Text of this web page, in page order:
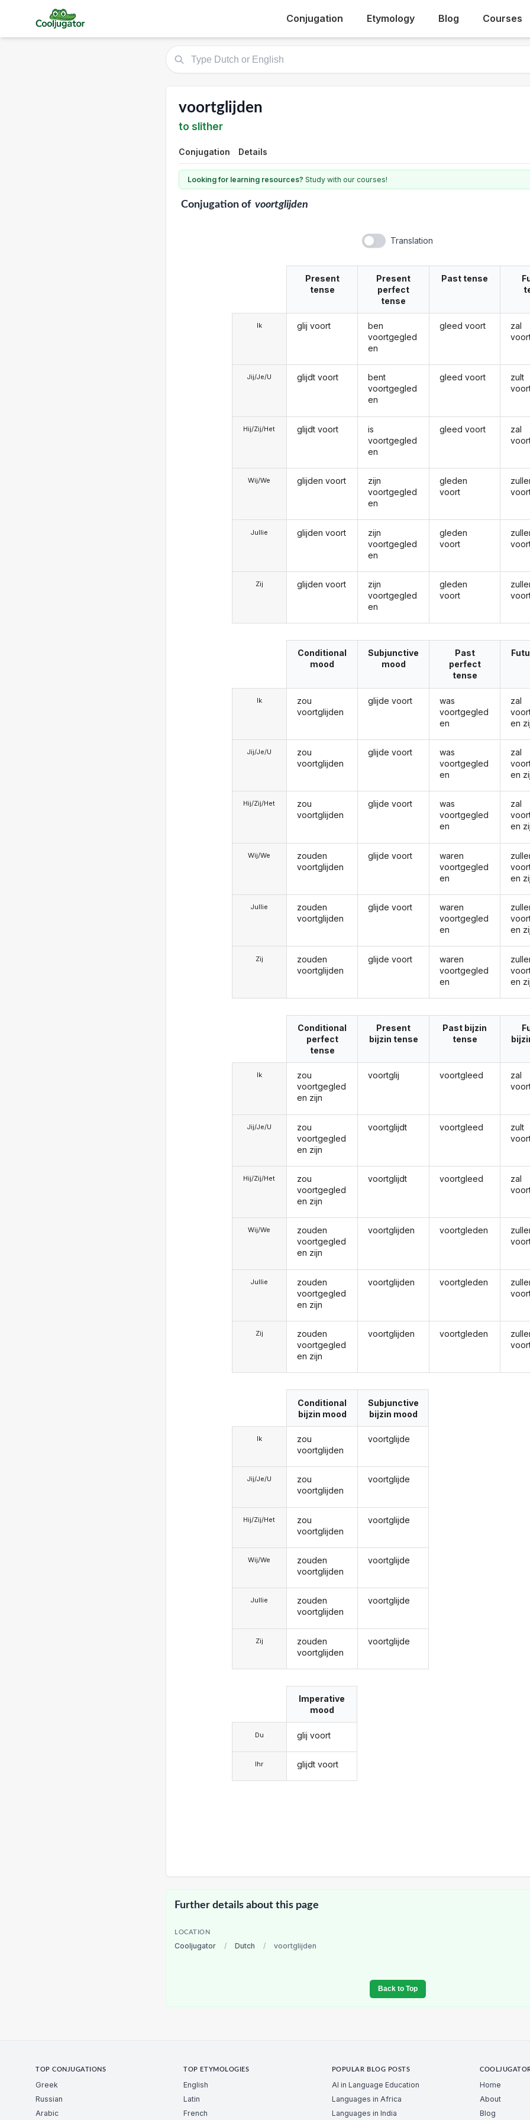
Conjugation Etymology Blog Courses
voortglijden
to slither
Conjugation Details
Looking for learning resources? Study with our courses!
Conjugationof voortglijden
Translation
Ik
Jij/Je/U
Hij/Zij/Het
Wij/We
Jullie
Zij
Present
tense
glij voort
glijdt voort
glijdt voort
glijden voort
glijden voort
glijden voort
Present
perfect
tense
ben
voortgegled
en
bent
voortgegled
en
is
voortgegled
en
zijn
voortgegled
en
zijn
voortgegled
en
zijn
voortgegled
en
Past tense
gleed voort
gleed voort
gleed voort
gleden
voort
gleden
voort
gleden
voort
zal
zult
zal
Ik
Jij/Je/U
Hij/Zij/Het
Wij/We
Jullie
Zij
Conditional
mood
zou
voortglijden
zou
voortglijden
zou
voortglijden
zouden
voortglijden
zouden
voortglijden
zouden
voortglijden
Subjunctive
mood
glijde voort
glijde voort
glijde voort
glijde voort
glijde voort
glijde voort
Past
perfect
tense
was
voortgegled
en
was
voortgegled
en
was
voortgegled
en
waren
voortgegled
en
waren
voortgegled
en
waren
voortgegled
en
zal
en
zal
en
zal
en
en
en
en
Ik
Jij/Je/U
Hij/Zij/Het
Wij/We
Jullie
Zij
Conditional
perfect
tense
zou
voortgegled
en zijn
zou
voortgegled
en zijn
zou
voortgegled
en zijn
zouden
voortgegled
en zijn
zouden
voortgegled
en zijn
zouden
voortgegled
en zijn
Present
bijzin tense
voortglij
voortglijdt
voortglijdt
voortglijden
voortglijden
voortglijden
Past bijzin
tense
voortgleed
voortgleed
voortgleed
voortgleden
voortgleden
voortgleden
zal
zult
zal
Ik
Jij/Je/U
Hij/Zij/Het
Wij/We
Jullie
Zij
Conditional
bijzin mood
zou
voortglijden
zou
voortglijden
zou
voortglijden
zouden
voortglijden
zouden
voortglijden
zouden
voortglijden
Subjunctive
bijzin mood
voortglijde
voortglijde
voortglijde
voortglijde
voortglijde
voortglijde
Du
Ihr
Imperative
mood
glij voort
glijdt voort
Further details about this page
LOCATION
Cooljugator / Dutch / voortglijden
Back to Top
TOP CONJUGATIONS
Greek
Russian
Arabic
TOP ETYMOLOGIES
English
Latin
French
POPULAR BLOG POSTS
AI in Language Education
Languages in Africa
Languages in India
Home
About
Blog